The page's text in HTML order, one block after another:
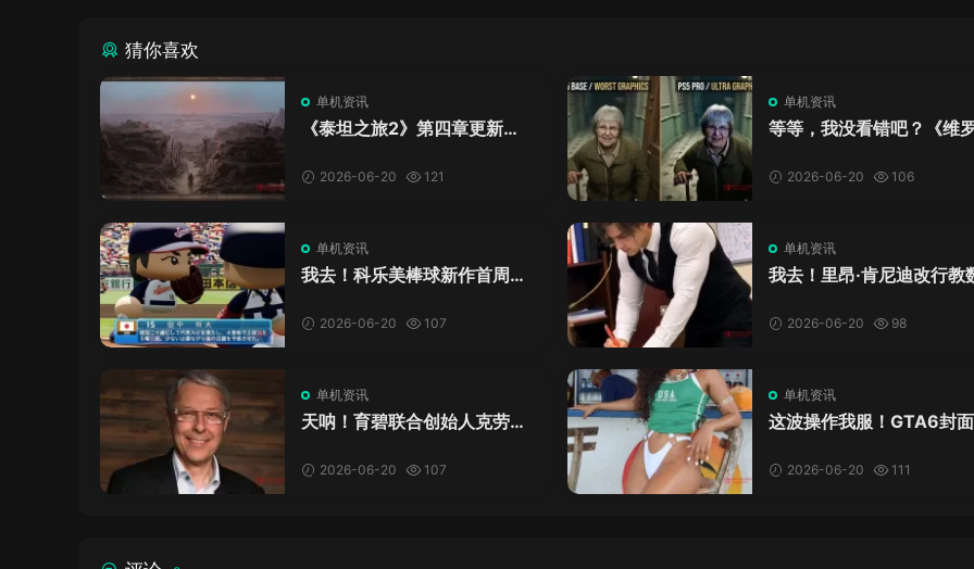
猜你喜欢
单机资讯
《泰坦之旅2》第四章更新来
C！2026-06-20 121
单机资讯
等等，我没看错吧？《维
加料？
2026-06-20 106
单机资讯
我去！科乐美棒球新作首周十
口！2026-06-20 107
单机资讯
我去！里昂·肯尼迪改行教
格！2026-06-20 98
单机资讯
天呐！育碧联合创始人克劳德
岁 2026-06-20 107
单机资讯
这波操作我服！GTA6封
模式又上线了
2026-06-20 111